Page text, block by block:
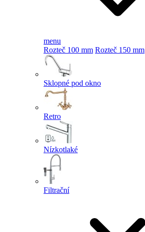
menu
Rozteč 100 mm Rozteč 150 mm
Sklopné pod okno
Retro
Nízkotlaké
Filtrační